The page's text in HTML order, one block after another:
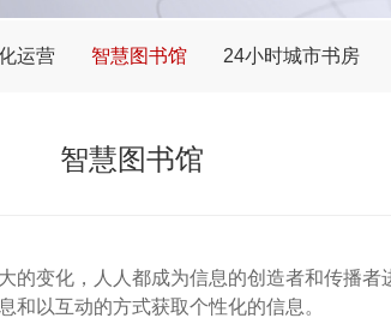
运营 智慧图书馆 24小时城市书房
智慧图书馆
的变化，人人都成为信息的创造者和传播
和以互动的方式获取个性化的信息。